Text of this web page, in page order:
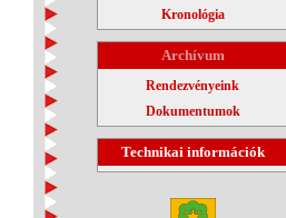
Kronológia
Archívum
Rendezvényeink
Dokumentumok
Technikai információk